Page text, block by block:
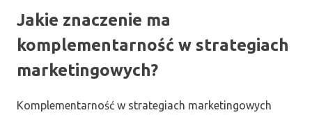
Jakie znaczenie ma
komplementarność w strategiach
marketingowych?
Komplementarność w strategiach marketingowych